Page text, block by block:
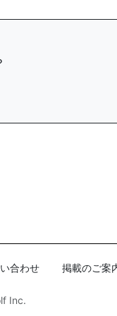
合わせ 掲載のご案
Inc.